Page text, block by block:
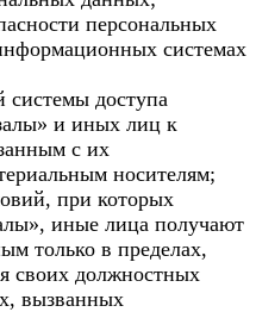
персональных
системах
системы доступа
и иных лиц к
с их
носителям;
при которых
иные лица получают
только в пределах,
своих должностных
вызванных